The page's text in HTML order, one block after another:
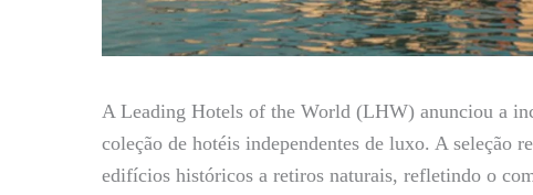
A Leading Hotels of the World (LHW) anunciou a
coleção de hotéis independentes de luxo. A seleção
edifícios históricos a retiros naturais, refletindo o